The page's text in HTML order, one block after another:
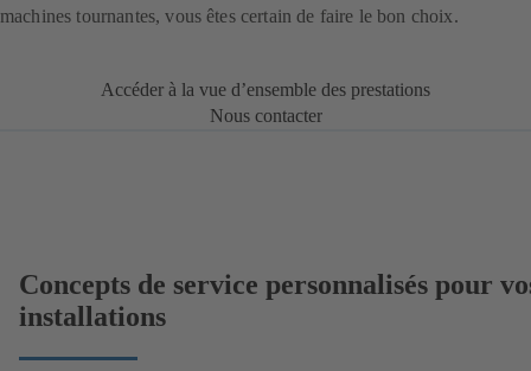
machines tournantes, vous êtes certain de faire le bon choix.
Accéder à la vue d’ensemble des prestations
Nous contacter
Concepts de service personnalisés pour
installations